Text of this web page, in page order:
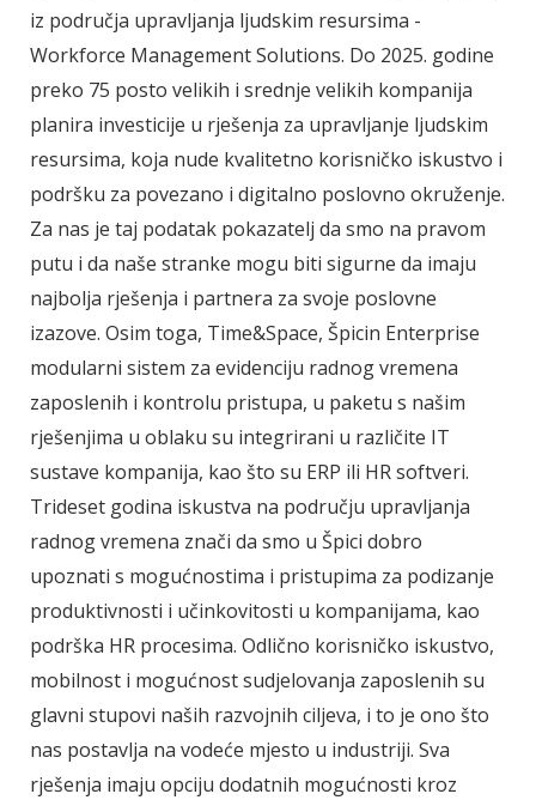
iz područja upravljanja ljudskim resursima -
Workforce Management Solutions. Do 2025. godine
preko 75 posto velikih i srednje velikih kompanija
planira investicije u rješenja za upravljanje ljudskim
resursima, koja nude kvalitetno korisničko iskustvo i
podršku za povezano i digitalno poslovno okruženje.
Za nas je taj podatak pokazatelj da smo na pravom
putu i da naše stranke mogu biti sigurne da imaju
najbolja rješenja i partnera za svoje poslovne
izazove. Osim toga, Time&Space, Špicin Enterprise
modularni sistem za evidenciju radnog vremena
zaposlenih i kontrolu pristupa, u paketu s našim
rješenjima u oblaku su integrirani u različite IT
sustave kompanija, kao što su ERP ili HR softveri.
Trideset godina iskustva na području upravljanja
radnog vremena znači da smo u Špici dobro
upoznati s mogućnostima i pristupima za podizanje
produktivnosti i učinkovitosti u kompanijama, kao
podrška HR procesima. Odlično korisničko iskustvo,
mobilnost i mogućnost sudjelovanja zaposlenih su
glavni stupovi naših razvojnih ciljeva, i to je ono što
nas postavlja na vodeće mjesto u industriji. Sva
rješenja imaju opciju dodatnih mogućnosti kroz